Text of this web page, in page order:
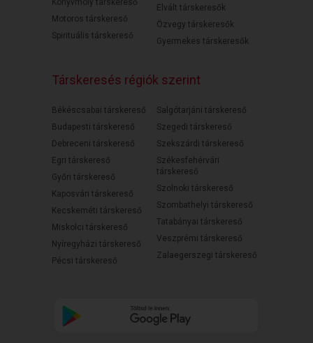
Motoros társkereső
Spirituális társkereső
Elvált társkeresők
Özvegy társkeresők
Gyermekes társkeresők
Társkeresés régiók szerint
Békéscsabai társkereső
Budapesti társkereső
Debreceni társkereső
Egri társkereső
Győri társkereső
Kaposvári társkereső
Kecskeméti társkereső
Miskolci társkereső
Nyíregyházi társkereső
Pécsi társkereső
Salgótarjáni társkereső
Szegedi társkereső
Szekszárdi társkereső
Székesfehérvári
társkereső
Szolnoki társkereső
Szombathelyi társkereső
Tatabányai társkereső
Veszprémi társkereső
Zalaegerszegi társkereső